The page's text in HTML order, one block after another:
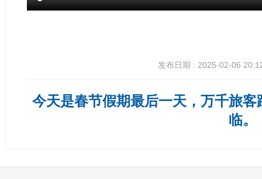
发布日期 : 2025-02-06
今天是春节假期最后一天，万千旅
临。